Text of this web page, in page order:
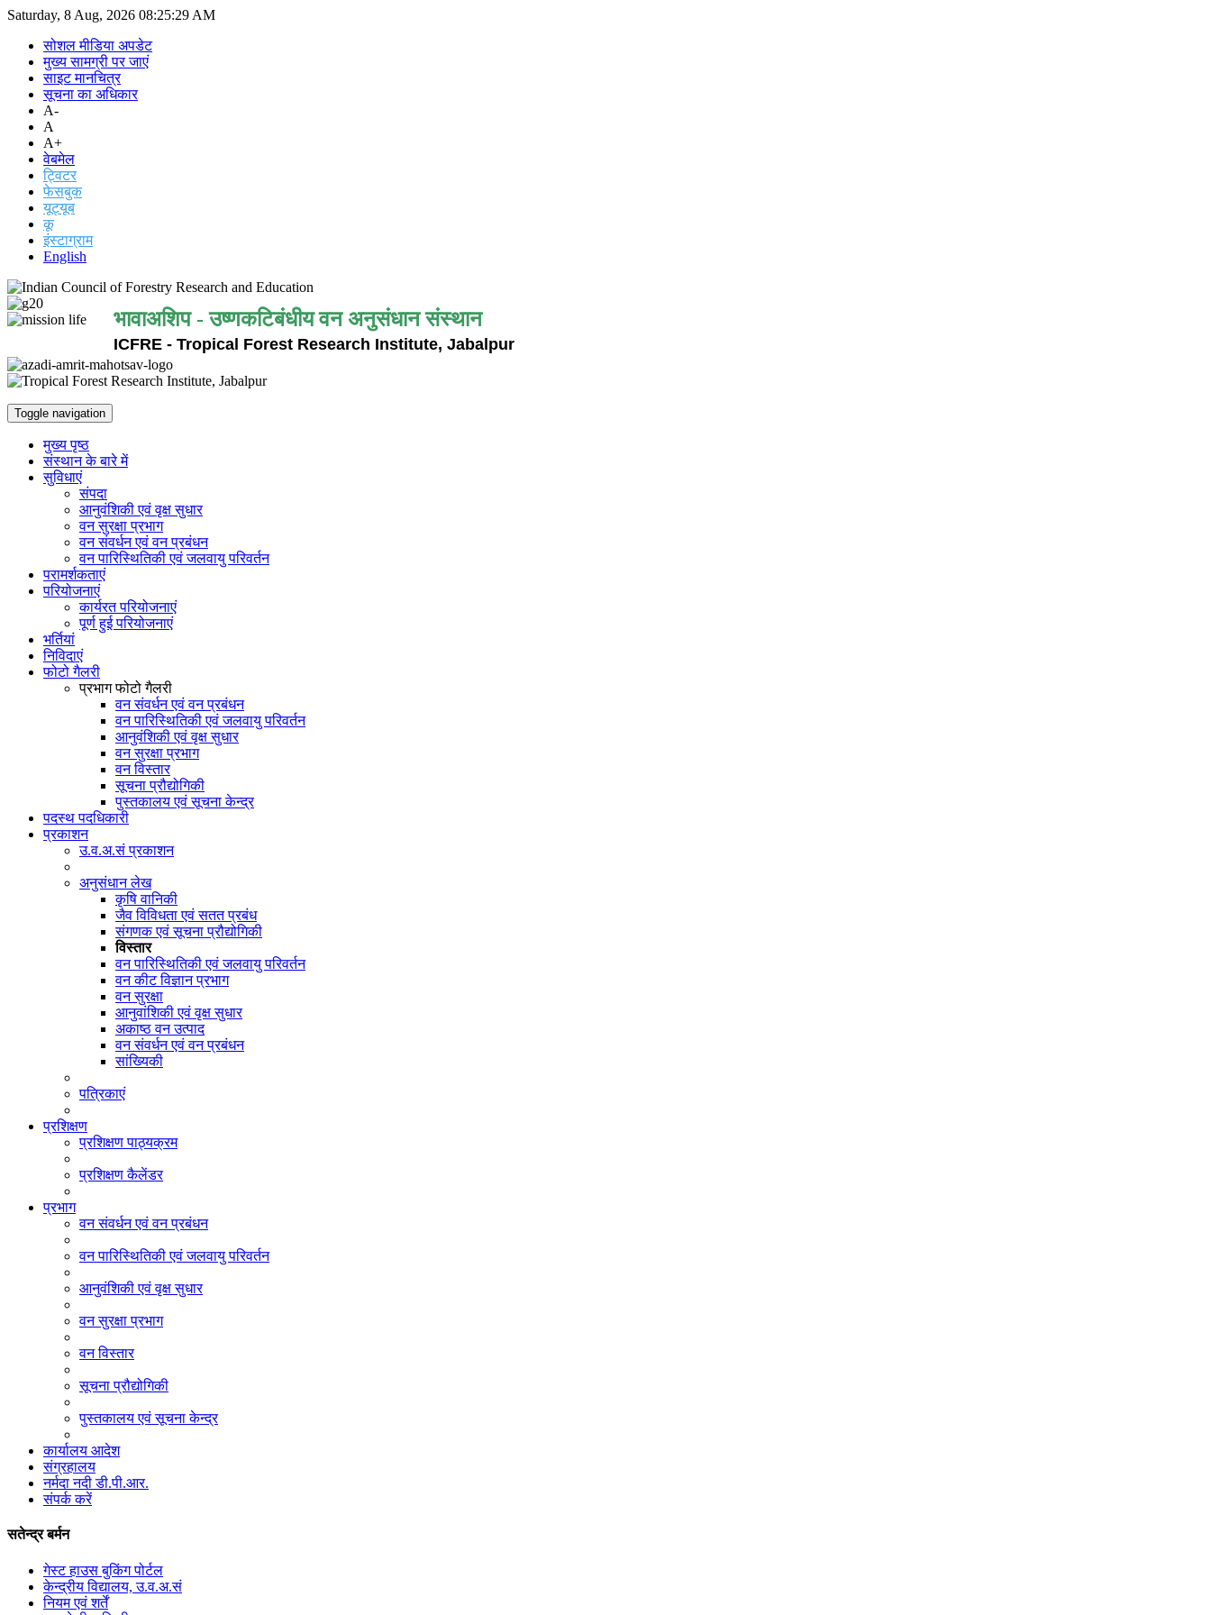
Saturday, 8 Aug, 2026 08:25:29 AM
सोशल मीडिया अपडेट
मुख्य सामग्री पर जाएं
साइट मानचित्र
सूचना का अधिकार
A-
A
A+
वेबमेल
ट्विटर
फेसबुक
यूट्यूब
कू
इंस्टाग्राम
English
भावाअशिप - उष्णकटिबंधीय वन अनुसंधान संस्थान
ICFRE - Tropical Forest Research Institute, Jabalpur
Toggle navigation
मुख्य पृष्ठ
संस्थान के बारे में
सुविधाएं
संपदा
आनुवंशिकी एवं वृक्ष सुधार
वन सुरक्षा प्रभाग
वन संवर्धन एवं वन प्रबंधन
वन पारिस्थितिकी एवं जलवायु परिवर्तन
परामर्शकताएं
परियोजनाएं
कार्यरत परियोजनाएं
पूर्ण हुई परियोजनाएं
भर्तियां
निविदाएं
फोटो गैलरी
प्रभाग फोटो गैलरी
वन संवर्धन एवं वन प्रबंधन
वन पारिस्थितिकी एवं जलवायु परिवर्तन
आनुवंशिकी एवं वृक्ष सुधार
वन सुरक्षा प्रभाग
वन विस्तार
सूचना प्रौद्योगिकी
पुस्तकालय एवं सूचना केन्द्र
पदस्थ पदधिकारी
प्रकाशन
उ.व.अ.सं प्रकाशन
अनुसंधान लेख
कृषि वानिकी
जैव विविधता एवं सतत प्रबंध
संगणक एवं सूचना प्रौद्योगिकी
विस्तार
वन पारिस्थितिकी एवं जलवायु परिवर्तन
वन कीट विज्ञान प्रभाग
वन सुरक्षा
आनुवांशिकी एवं वृक्ष सुधार
अकाष्ठ वन उत्पाद
वन संवर्धन एवं वन प्रबंधन
सांख्यिकी
पत्रिकाएं
प्रशिक्षण
प्रशिक्षण पाठ्यक्रम
प्रशिक्षण कैलेंडर
प्रभाग
वन संवर्धन एवं वन प्रबंधन
वन पारिस्थितिकी एवं जलवायु परिवर्तन
आनुवंशिकी एवं वृक्ष सुधार
वन सुरक्षा प्रभाग
वन विस्तार
सूचना प्रौद्योगिकी
पुस्तकालय एवं सूचना केन्द्र
कार्यालय आदेश
संग्रहालय
नर्मदा नदी डी.पी.आर.
संपर्क करें
सतेन्द्र बर्मन
गेस्ट हाउस बुकिंग पोर्टल
केन्द्रीय विद्यालय, उ.व.अ.सं
नियम एवं शर्तें